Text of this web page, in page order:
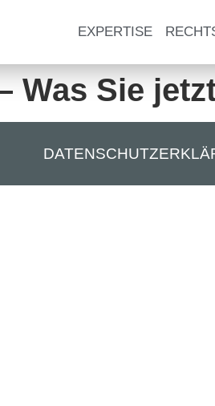
EXPERTISE
Was Sie